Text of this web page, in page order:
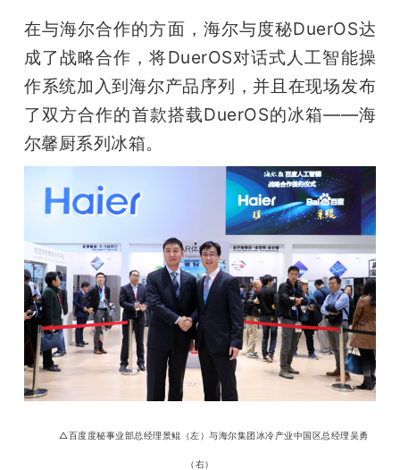
爱
搞
在与海尔合作的方面，海尔与度秘DuerOS达
成了战略合作，将DuerOS对话式人工智能操
作系统加入到海尔产品序列，并且在现场发布
了双方合作的首款搭载DuerOS的冰箱——海
尔馨厨系列冰箱。
△百度度秘事业部总经理景鲲（左）与海尔集团冰冷产业中国区总经理吴勇
（右）